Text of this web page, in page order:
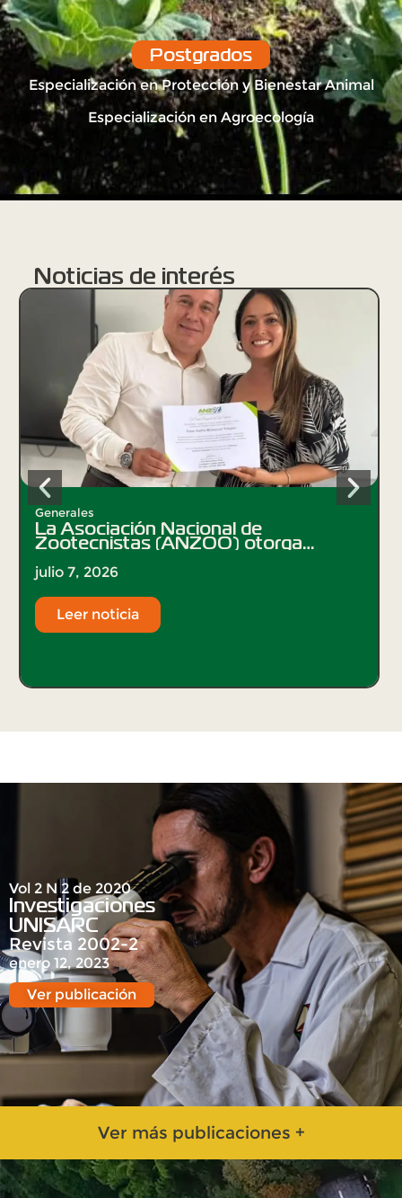
Postgrados
Especialización en Protección y Bienestar Animal
Especialización en Agroecología
Noticias de interés
Generales
La Asociación Nacional de
Zootecnistas (ANZOO) otorga
distinción al rector de UNISARC por
su liderazgo en la Educación
Agropecuaria
julio 7, 2026
Leer noticia
Vol 2 N 2 de 2020
Investigaciones
UNISARC
Revista 2002-2
enero 12, 2023
Ver publicación
Ver más publicaciones +